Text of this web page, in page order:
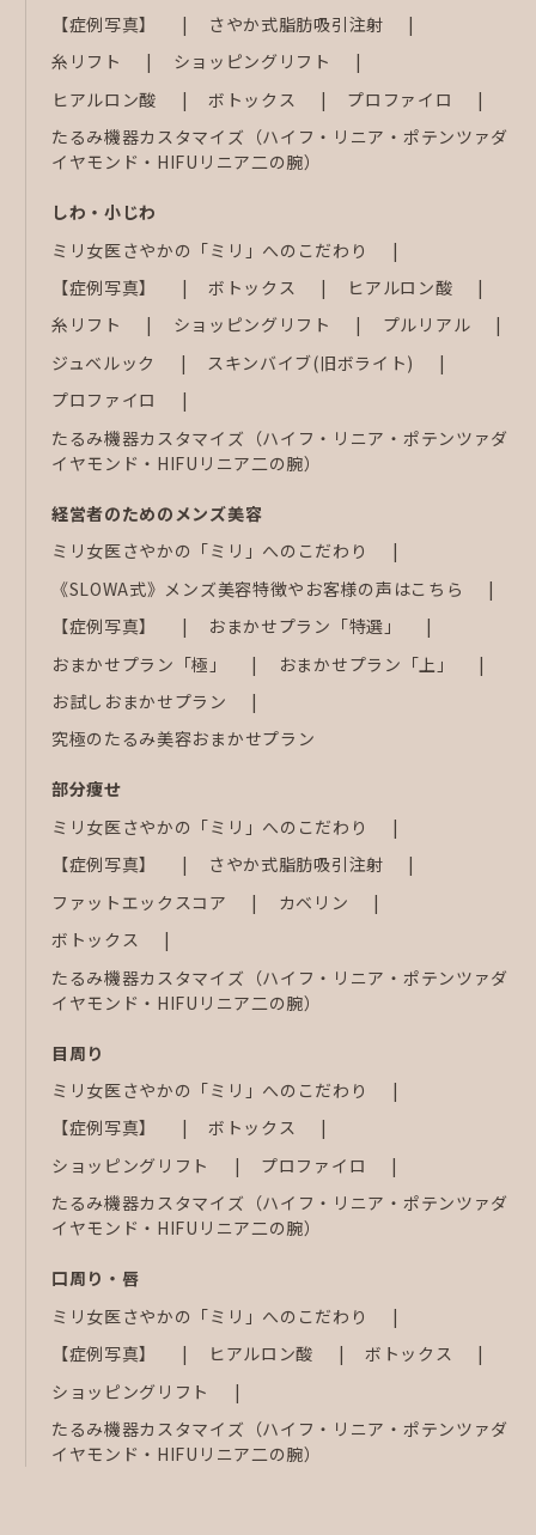
【症例写真】
さやか式脂肪吸引注射
糸リフト
ショッピングリフト
ヒアルロン酸
ボトックス
プロファイロ
たるみ機器カスタマイズ（ハイフ・リニア・ポテンツァダ
イヤモンド・HIFUリニア二の腕）
しわ・小じわ
ミリ女医さやかの「ミリ」へのこだわり
【症例写真】
ボトックス
ヒアルロン酸
糸リフト
ショッピングリフト
プルリアル
ジュベルック
スキンバイブ(旧ボライト)
プロファイロ
たるみ機器カスタマイズ（ハイフ・リニア・ポテンツァダ
イヤモンド・HIFUリニア二の腕）
経営者のためのメンズ美容
ミリ女医さやかの「ミリ」へのこだわり
《SLOWA式》メンズ美容特徴やお客様の声はこちら
【症例写真】
おまかせプラン「特選」
おまかせプラン「極」
おまかせプラン「上」
お試しおまかせプラン
究極のたるみ美容おまかせプラン
部分痩せ
ミリ女医さやかの「ミリ」へのこだわり
【症例写真】
さやか式脂肪吸引注射
ファットエックスコア
カベリン
ボトックス
たるみ機器カスタマイズ（ハイフ・リニア・ポテンツァダ
イヤモンド・HIFUリニア二の腕）
目周り
ミリ女医さやかの「ミリ」へのこだわり
【症例写真】
ボトックス
ショッピングリフト
プロファイロ
たるみ機器カスタマイズ（ハイフ・リニア・ポテンツァダ
イヤモンド・HIFUリニア二の腕）
口周り・唇
ミリ女医さやかの「ミリ」へのこだわり
【症例写真】
ヒアルロン酸
ボトックス
ショッピングリフト
たるみ機器カスタマイズ（ハイフ・リニア・ポテンツァダ
イヤモンド・HIFUリニア二の腕）